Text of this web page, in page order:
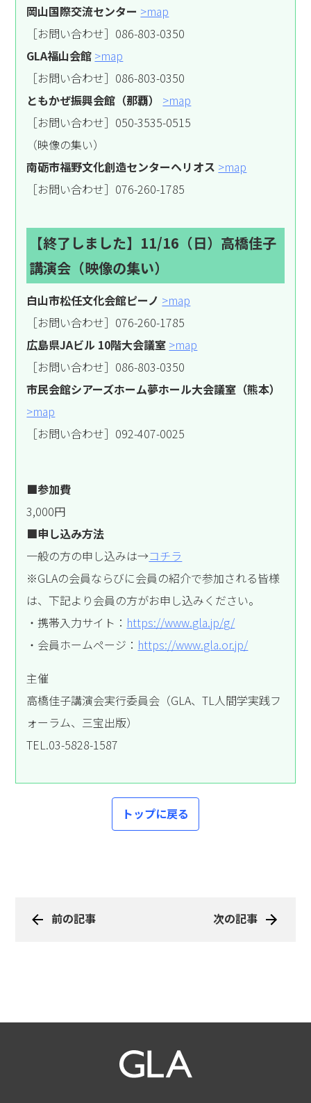
岡山国際交流センター >map
［お問い合わせ］086-803-0350
GLA福山会館 >map
［お問い合わせ］086-803-0350
ともかぜ振興会館（那覇）
>map
［お問い合わせ］050-3535-0515
（映像の集い）
南砺市福野文化創造センターヘリオス >map
［お問い合わせ］076-260-1785
【終了しました】11/16（日）高橋佳子
講演会 （映像の集い）
白山市松任文化会館ピーノ >map
［お問い合わせ］076-260-1785
広島県JAビル 10階大会議室 >map
［お問い合わせ］086-803-0350
市民会館シアーズホーム夢ホール大会議室（熊本）
>map
［お問い合わせ］092-407-0025
■参加費
3,000円
■申し込み方法
一般の方の申し込みは→コチラ
※GLAの会員ならびに会員の紹介で参加される皆様
は、下記より会員の方がお申し込みください。
・携帯入力サイト： https://www.gla.jp/g/
・会員ホームページ： https://www.gla.or.jp/
主催
高橋佳子講演会実行委員会（GLA、TL人間学実践フ
ォーラム、三宝出版）
TEL.03-5828-1587
トップに戻る
前の記事 次の記事